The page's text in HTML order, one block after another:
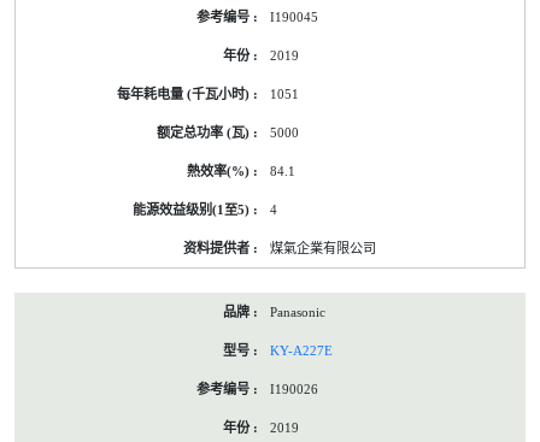
I190045
2019
1051
5000
84.1
4
煤氣企業有限公司
Panasonic
KY-A227E
I190026
2019